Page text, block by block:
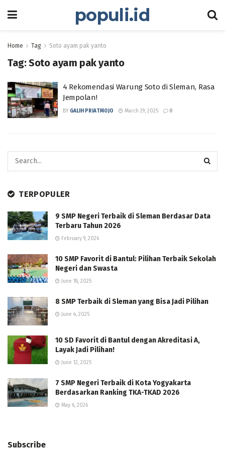
populi.id
Home Tag Soto ayam pak yanto
Tag:Soto ayam pak yanto
4 Rekomendasi Warung Soto di Sleman, Rasa
Jempolan!
BY GALIH PRIATMOJO March 29, 2025 0
TERPOPULER
9 SMP Negeri Terbaik di Sleman Berdasar Data
Terbaru Tahun 2026
February 9, 2026
10 SMP Favorit di Bantul: Pilihan Terbaik Sekolah
Negeri dan Swasta
June 18, 2025
8 SMP Terbaik di Sleman yang Bisa Jadi Pilihan
June 4, 2025
10 SD Favorit di Bantul dengan Akreditasi A,
Layak Jadi Pilihan!
June 12, 2025
7 SMP Negeri Terbaik di Kota Yogyakarta
Berdasarkan Ranking TKA-TKAD 2026
May 6, 2026
Subscribe